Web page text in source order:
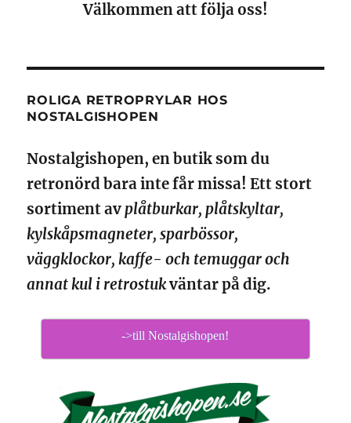
Välkommen att följa oss!
ROLIGA RETROPRYLAR HOS
NOSTALGISHOPEN
Nostalgishopen, en butik som du
retronörd bara inte får missa! Ett stort
sortiment avplåtburkar, plåtskyltar,
kylskåpsmagneter, sparbössor,
väggklockor, kaffe- och temuggar och
annat kul i retrostukväntar på dig.
->till Nostalgishopen!